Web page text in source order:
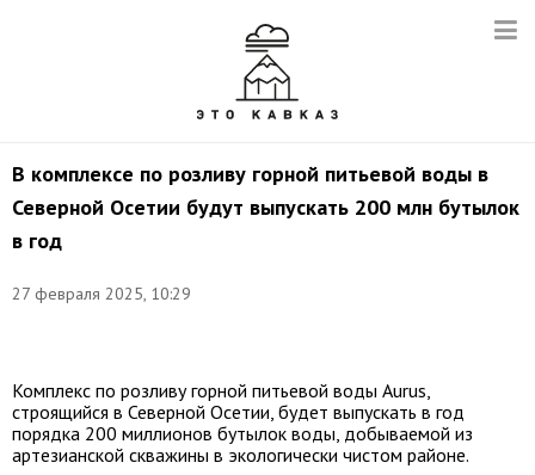
В комплексе по розливу горной питьевой воды в
Северной Осетии будут выпускать 200 млн бутылок
в год
27 февраля 2025, 10:29
Комплекс по розливу горной питьевой воды Aurus,
строящийся в Северной Осетии, будет выпускать в год
порядка 200 миллионов бутылок воды, добываемой из
артезианской скважины в экологически чистом районе.